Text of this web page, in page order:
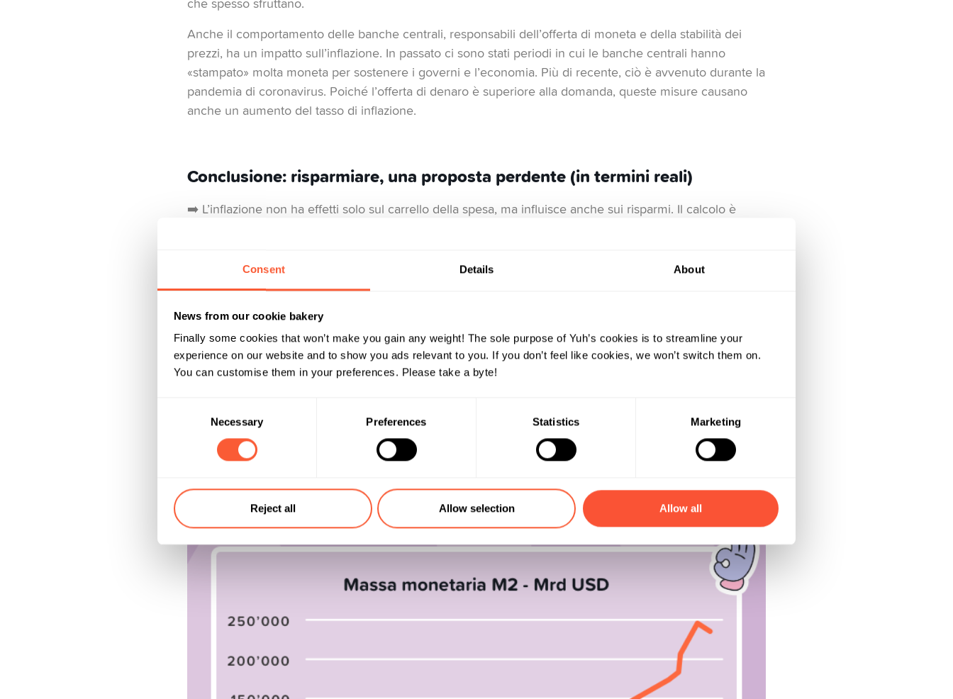
Consent Details About
News from our cookie bakery
Finally some cookies that won’t make you gain any weight! The sole purpose of Yuh’s cookies is to streamline your
experience on our website and to show you ads relevant to you. If you don’t feel like cookies, we won’t switch them on.
You can customise them in your preferences. Please take a byte!
Necessary Preferences Statistics Marketing
Reject all Allow selection Allow all
Anche il comportamento delle banche centrali, responsabili dell’offerta di moneta e della stabilità dei
prezzi, ha un impatto sull’inflazione. In passato ci sono stati periodi in cui le banche centrali hanno
«stampato» molta moneta per sostenere i governi e l’economia. Più di recente, ciò è avvenuto durante la
pandemia di coronavirus. Poiché l’offerta di denaro è superiore alla domanda, queste misure causano
anche un aumento del tasso di inflazione.
Conclusione: risparmiare, una proposta perdente (in termini reali)
➡️ L’inflazione non ha effetti solo sul carrello della spesa, ma influisce anche sui risparmi. Il calcolo è
denaro di cui hai bisogno nel breve periodo. Gli importi che non ti servono per i prossimi due o tre anni
(o più) possono essere investiti in modo più redditizio.
Spiegazione:la massa monetaria M2 è una misura che quantifica la quantità di denaro presente in
un’economia. La misura M2 comprende il contante in circolazione, i depositi in conto corrente, i conti di
risparmio, i depositi a breve termine e le quote dei fondi del mercato monetario per gli investitori privati.
inflazione.